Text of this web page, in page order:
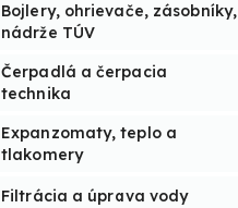
Bojlery, ohrievače, zásobníky,
nádrže TÚV
Čerpadlá a čerpacia
technika
Expanzomaty, teplo a
tlakomery
Filtrácia a úprava vody